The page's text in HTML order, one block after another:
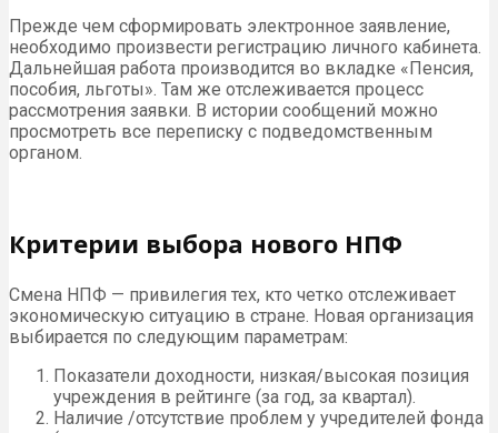
Прежде чем сформировать электронное заявление,
необходимо произвести регистрацию личного кабинета.
Дальнейшая работа производится во вкладке «Пенсия,
пособия, льготы». Там же отслеживается процесс
рассмотрения заявки. В истории сообщений можно
просмотреть все переписку с подведомственным
органом.
Критерии выбора нового НПФ
Смена НПФ — привилегия тех, кто четко отслеживает
экономическую ситуацию в стране. Новая организация
выбирается по следующим параметрам:
Показатели доходности, низкая/высокая позиция
учреждения в рейтинге (за год, за квартал).
Наличие /отсутствие проблем у учредителей фонда